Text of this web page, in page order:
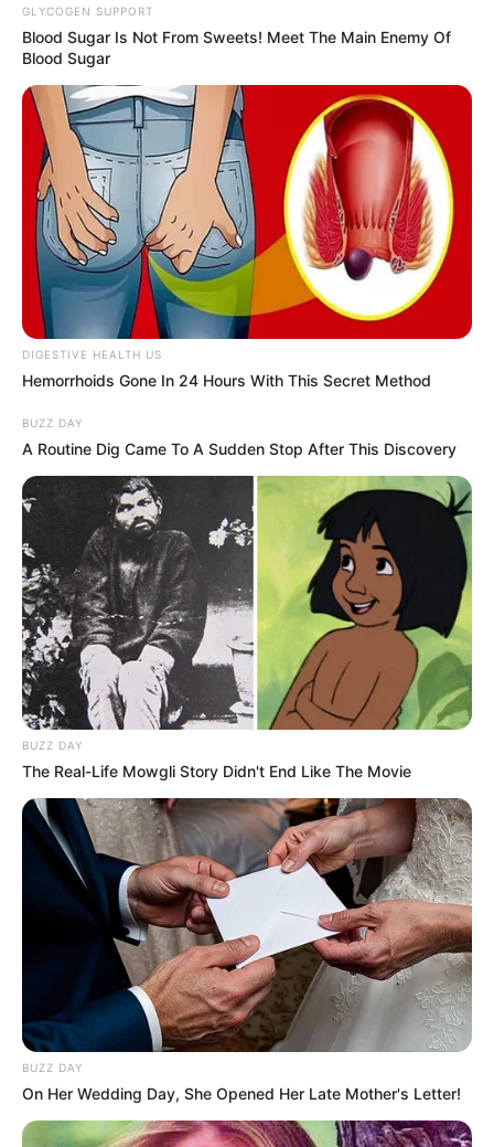
LIHAT ARTIKEL LAINNYA
Laras Kinanda Megan Domani
Beby Tsabina Salshabilla Adriani
Angela Gilsha Haico Van der Veken
GLYCOGEN SUPPORT
Blood Sugar Is Not From Sweets! Meet The Main Enemy Of
Blood Sugar
DIGESTIVE HEALTH US
Hemorrhoids Gone In 24 Hours With This Secret Method
BUZZ DAY
A Routine Dig Came To A Sudden Stop After This Discovery
BUZZ DAY
The Real-Life Mowgli Story Didn't End Like The Movie
BUZZ DAY
On Her Wedding Day, She Opened Her Late Mother's Letter!